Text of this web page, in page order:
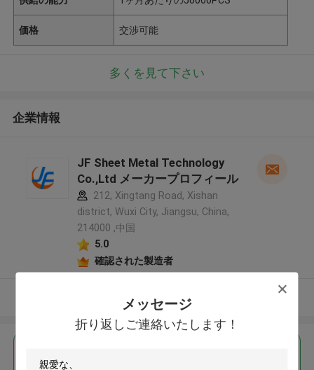
メッセージ
折り返しご連絡いたします！
価格 交渉可能
多くを見て下さい
企業情報
JF Sheet Metal Technology
Co.,Ltd メーカープロフィール
212, Xingtang Road, Xishan
district, Wuxi City, Jiangsu, China,
214000 ,中国
5.0
確認された製造者
多くを見て下さい